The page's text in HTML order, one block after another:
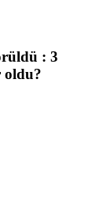
: 3
oldu?